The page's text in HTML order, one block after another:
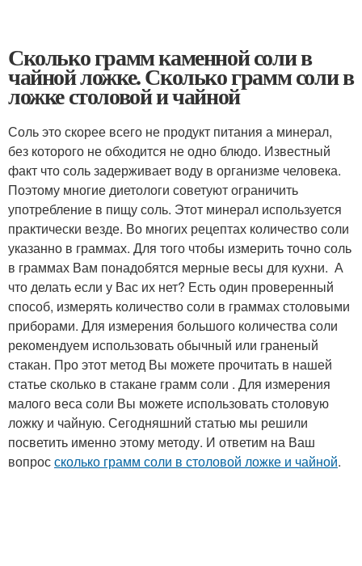
Сколько грамм каменной соли в
чайной ложке. Сколько грамм соли в
ложке столовой и чайной
Соль это скорее всего не продукт питания а минерал,
без которого не обходится не одно блюдо. Известный
факт что соль задерживает воду в организме человека.
Поэтому многие диетологи советуют ограничить
употребление в пищу соль. Этот минерал используется
практически везде. Во многих рецептах количество соли
указанно в граммах. Для того чтобы измерить точно соль
в граммах Вам понадобятся мерные весы для кухни. А
что делать если у Вас их нет? Есть один проверенный
способ, измерять количество соли в граммах столовыми
приборами. Для измерения большого количества соли
рекомендуем использовать обычный или граненый
стакан. Про этот метод Вы можете прочитать в нашей
статье сколько в стакане грамм соли . Для измерения
малого веса соли Вы можете использовать столовую
ложку и чайную. Сегодняшний статью мы решили
посветить именно этому методу. И ответим на Ваш
вопроссколько грамм соли в столовой ложке и чайной.